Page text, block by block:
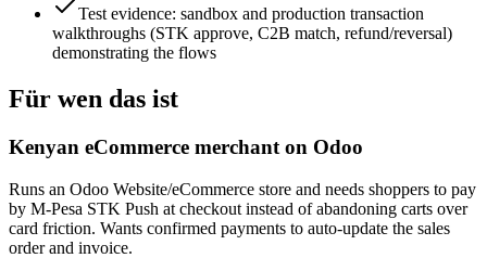
Test evidence: sandbox and production transaction
walkthroughs (STK approve, C2B match, refund/reversal)
demonstrating the flows
Für wen das ist
Kenyan eCommerce merchant on Odoo
Runs an Odoo Website/eCommerce store and needs shoppers to pay
by M-Pesa STK Push at checkout instead of abandoning carts over
card friction. Wants confirmed payments to auto-update the sales
order and invoice.